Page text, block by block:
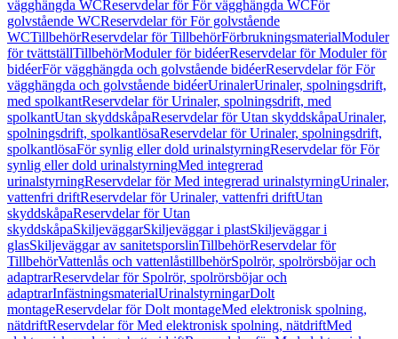
vägghängda WCReservdelar för För vägghängda WCFör
golvstående WCReservdelar för För golvstående
WCTillbehörReservdelar för TillbehörFörbrukningsmaterialModuler
för tvättställTillbehörModuler för bidéerReservdelar för Moduler för
bidéerFör vägghängda och golvstående bidéerReservdelar för För
vägghängda och golvstående bidéerUrinalerUrinaler, spolningsdrift,
med spolkantReservdelar för Urinaler, spolningsdrift, med
spolkantUtan skyddskåpaReservdelar för Utan skyddskåpaUrinaler,
spolningsdrift, spolkantlösaReservdelar för Urinaler, spolningsdrift,
spolkantlösaFör synlig eller dold urinalstyrningReservdelar för För
synlig eller dold urinalstyrningMed integrerad
urinalstyrningReservdelar för Med integrerad urinalstyrningUrinaler,
vattenfri driftReservdelar för Urinaler, vattenfri driftUtan
skyddskåpaReservdelar för Utan
skyddskåpaSkiljeväggarSkiljeväggar i plastSkiljeväggar i
glasSkiljeväggar av sanitetsporslinTillbehörReservdelar för
TillbehörVattenlås och vattenlåstillbehörSpolrör, spolrörsböjar och
adaptrarReservdelar för Spolrör, spolrörsböjar och
adaptrarInfästningsmaterialUrinalstyrningarDolt
montageReservdelar för Dolt montageMed elektronisk spolning,
nätdriftReservdelar för Med elektronisk spolning, nätdriftMed